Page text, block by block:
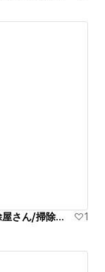
北九州市若松区/ハウスクリーニング/お掃除屋さん/掃除代行業者 1